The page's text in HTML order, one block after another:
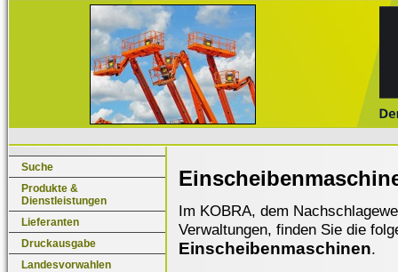
Suche
Produkte &
Dienstleistungen
Lieferanten
Druckausgabe
Landesvorwahlen
Im KOBRA, dem
Verwaltungen, finden Sie die
Einscheibenmaschinen.